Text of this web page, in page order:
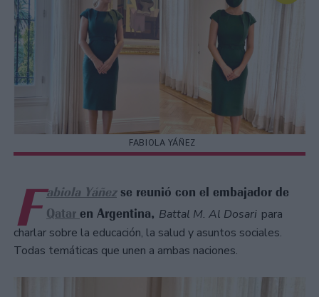
FABIOLA YÁÑEZ
F abiola Yáñezse reunió con el embajador de
Qatar en Argentina, Battal M. Al Dosari​ para
charlar sobre la educación, la salud y asuntos sociales.
Todas temáticas que unen a ambas naciones.